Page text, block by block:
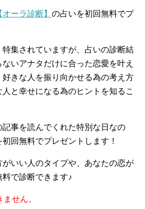
オーラ診断】 の占いを初回無料でプ
集されていますが、占いの診断結
いアナタだけに合った恋愛を叶え
きな人を振り向かせる為の考え方
と幸せになる為のヒントを知るこ
事を読んでくれた特別な日なの
初回無料でプレゼントします！
いい人のタイプや、あなたの恋が
で診断できます♪
せん。